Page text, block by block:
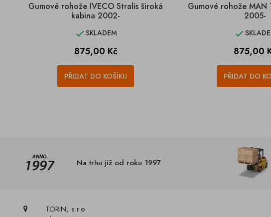
Gumové rohože IVECO Stralis široká
kabina 2002-
SKLADEM
Cena
875,00 Kč
PŘIDAT DO KOŠÍKU
Gumové rohože MAN
2005-

Cena
875,00
PŘIDAT DO
Na trhu již od roku 1997
TORIN, s.r.o.